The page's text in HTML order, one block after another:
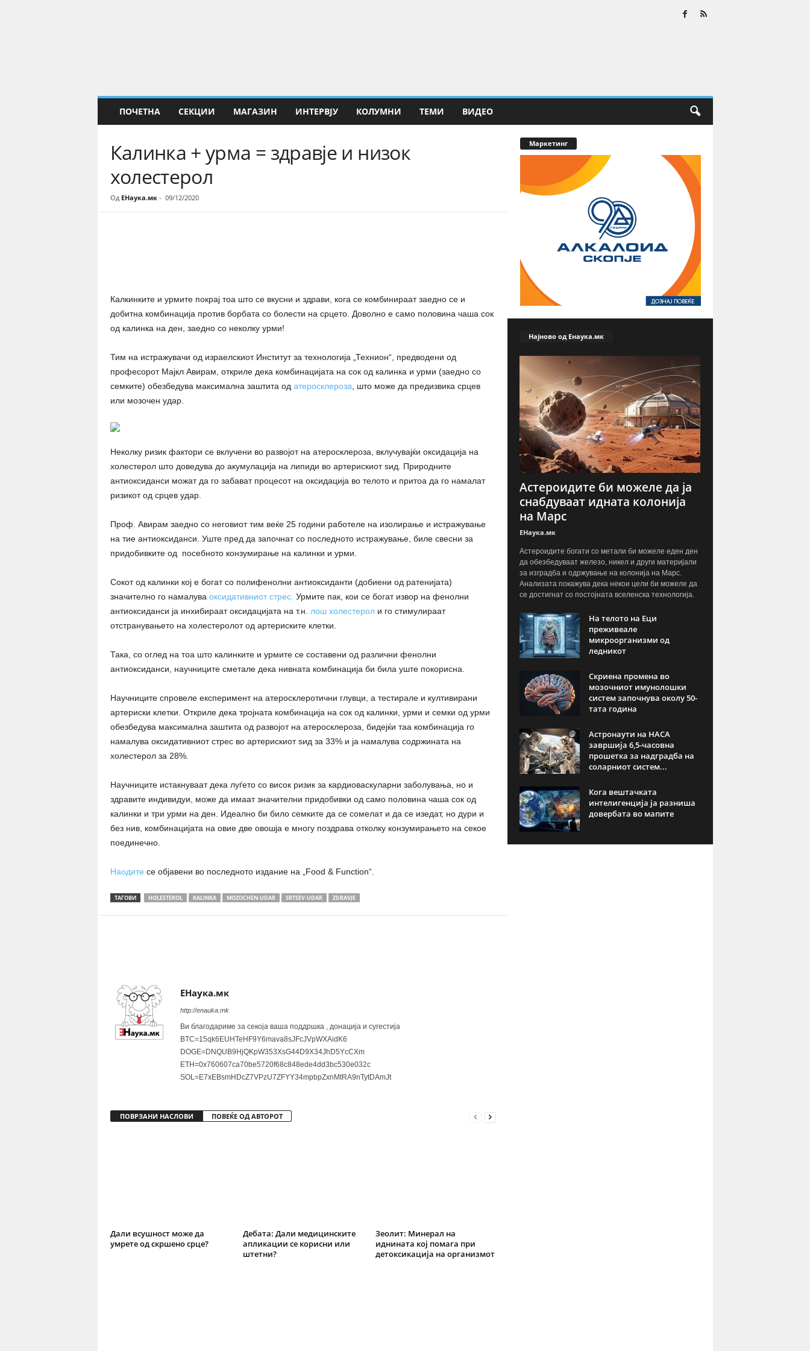
ПОЧЕТНА СЕКЦИИ МАГАЗИН ИНТЕРВЈУ КОЛУМНИ ТЕМИ ВИДЕО
Калинка + урма = здравје и низок
холестерол
Од ЕНаука.мк- 09/12/2020
Калкинките и урмите покрај тоа што се вкусни и здрави, кога се комбинираат заедно се и
добитна комбинација против борбата со болести на срцето. Доволно е само половина чаша сок
од калинка на ден, заедно со неколку урми!
Тим на истражувачи од израелскиот Институт за технологија „Технион“, предводени од
професорот Мајкл Авирам, откриле дека комбинацијата на сок од калинка и урми (заедно со
семките) обезбедува максимална заштита од атеросклероза , што може да предизвика срцев
или мозочен удар.
Неколку ризик фактори се вклучени во развојот на атеросклероза, вклучувајќи оксидација на
холестерол што доведува до акумулација на липиди во артерискиот ѕид. Природните
антиоксиданси можат да го забават процесот на оксидација во телото и притоа да го намалат
ризикот од срцев удар.
Проф. Авирам заедно со неговиот тим веќе 25 години работеле на изолирање и истражување
на тие антиоксиданси. Уште пред да започнат со последното истражување, биле свесни за
придобивките од посебното конзумирање на калинки и урми.
Сокот од калинки кој е богат со полифенолни антиоксиданти (добиени од ратенијата)
значително го намалува оксидативниот стрес. Урмите пак, кои се богат извор на фенолни
антиоксиданси ја инхибираат оксидацијата на т.н. лош холестерол и го стимулираат
отстранувањето на холестеролот од артериските клетки.
Така, со оглед на тоа што калинките и урмите се составени од различни фенолни
антиоксиданси, научниците сметале дека нивната комбинација би била уште покорисна.
Научниците спровеле експеримент на атеросклеротични глувци, а тестирале и култивирани
артериски клетки. Откриле дека тројната комбинација на сок од калинки, урми и семки од урми
обезбедува максимална заштита од развојот на атеросклероза, бидејќи таа комбинација го
намалува оксидативниот стрес во артерискиот ѕид за 33% и ја намалува содржината на
холестерол за 28%.
Научниците истакнуваат дека луѓето со висок ризик за кардиоваскуларни заболувања, но и
здравите индивидуи, може да имаат значителни придобивки од само половина чаша сок од
калинки и три урми на ден. Идеално би било семките да се сомелат и да се изедат, но дури и
без нив, комбинацијата на овие две овошја е многу поздрава отколку конзумирањето на секое
поединечно.
Наодите се објавени во последното издание на „Food & Function“.
ТАГОВИ HOLESTEROL KALINKA MOZOCHEN-UDAR SRTSEV-UDAR ZDRAVJE
ЕНаука.мк
http://enauka.mk
Ви благодариме за секоја ваша поддршка , донација и сугестија
BTC=15qk6EUHTeHF9Y6mava8sJFcJVpWXAidK6
DOGE=DNQUB9HjQKpW353XsG44D9X34JhD5YcCXm
ETH=0x760607ca70be5720f68c848ede4dd3bc530e032c
SOL=E7xEBsmHDcZ7VPzU7ZFYY34mpbpZxnMtRA9nTytDAmJt
ПОВРЗАНИ НАСЛОВИ ПОВЕЌЕ ОД АВТОРОТ
Дали всушност може да
умрете од скршено срце?
Дебата: Дали медицинските
апликации се корисни или
штетни?
Зеолит: Минерал на
иднината кој помага при
детоксикација на организмот
Маркетинг
Најново од Енаука.мк
Астероидите би можеле да ја
снабдуваат идната колонија
на Марс
ЕНаука.мк
Астероидите богати со метали би можеле еден ден
да обезбедуваат железо, никел и други материјали
за изградба и одржување на колонија на Марс.
Анализата покажува дека некои цели би можеле да
се достигнат со постојната вселенска технологија.
На телото на Еци
преживеале
микроорганизми од
ледникот
Скриена промена во
мозочниот имунолошки
систем започнува околу 50-
тата година
Астронаути на НАСА
завршија 6,5-часовна
прошетка за надградба на
соларниот систем...
Кога вештачката
интелигенција ја разниша
довербата во мапите